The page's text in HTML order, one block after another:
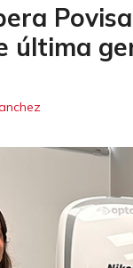
última